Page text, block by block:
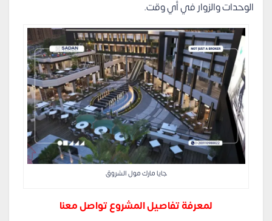
الوحدات والزوار في أي وقت.
جايا مارك مول الشروق
لمعرفة تفاصيل المشروع تواصل معنا